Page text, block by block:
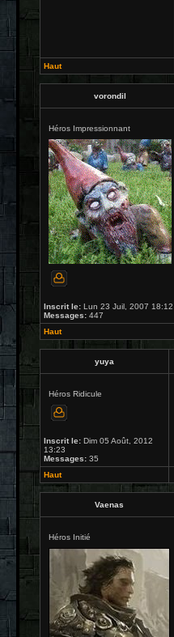
Haut
vorondil
Héros Impressionnant
Inscrit le: Lun 23 Juil, 2007 18:12
Messages: 447
Haut
yuya
Héros Ridicule
Inscrit le: Dim 05 Août, 2012
13:23
Messages: 35
Haut
Vaenas
Héros Initié